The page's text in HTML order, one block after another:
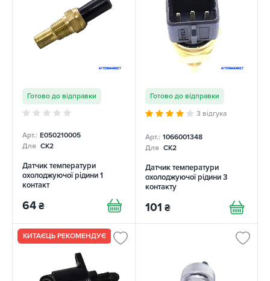
Готово до відправки
Арт.: E050210005
Для CK2
Датчик температури
охолоджуючої рідини 1
контакт
64 ₴
Готово до відправки
3 відгука
Арт.: 1066001348
Для CK2
Датчик температури
охолоджуючої рідини 3
контакту
101 ₴
КИТАЄЦЬ РЕКОМЕНДУЄ